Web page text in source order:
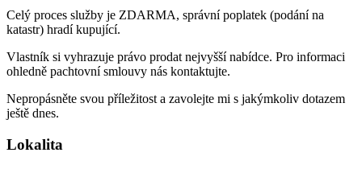
Celý proces služby je ZDARMA, správní poplatek (podání na
katastr) hradí kupující.
Vlastník si vyhrazuje právo prodat nejvyšší nabídce. Pro informaci
ohledně pachtovní smlouvy nás kontaktujte.
Nepropásněte svou příležitost a zavolejte mi s jakýmkoliv dotazem
ještě dnes.
Lokalita